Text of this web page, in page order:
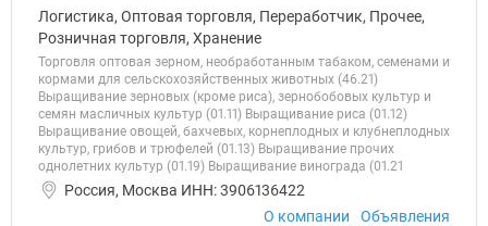
Логистика, Оптовая торговля, Переработчик, Прочее,
Розничная торговля, Хранение
Торговля оптовая зерном, необработанным табаком, семенами и
кормами для сельскохозяйственных животных (46.21)
Выращивание зерновых (кроме риса), зернобобовых культур и
семян масличных культур (01.11) Выращивание риса (01.12)
Выращивание овощей, бахчевых, корнеплодных и клубнеплодных
культур, грибов и трюфелей (01.13) Выращивание прочих
однолетних культур (01.19) Выращивание винограда (01.21
Россия, Москва ИНН: 3906136422
О компании
Объявления